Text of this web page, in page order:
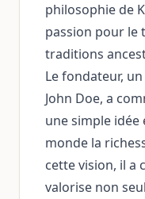
philosophie de
passion pour le
traditions
Le fondateur,
John Doe, a
une simple idée
monde la
cette vision, il a
valorise non